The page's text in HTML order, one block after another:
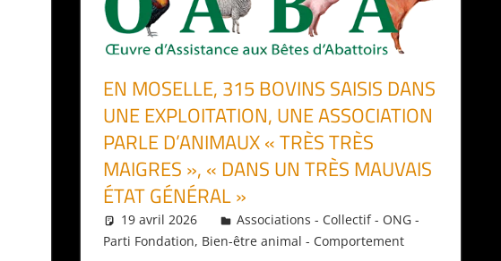
EN MOSELLE, 315 BOVINS SAISIS DANS
UNE EXPLOITATION, UNE ASSOCIATION
PARLE D’ANIMAUX « TRÈS TRÈS
MAIGRES », « DANS UN TRÈS MAUVAIS
ÉTAT GÉNÉRAL »
19 avril 2026 Daniel
Associations - Collectif - ONG -
Parti Fondation, Bien-être animal - Comportement